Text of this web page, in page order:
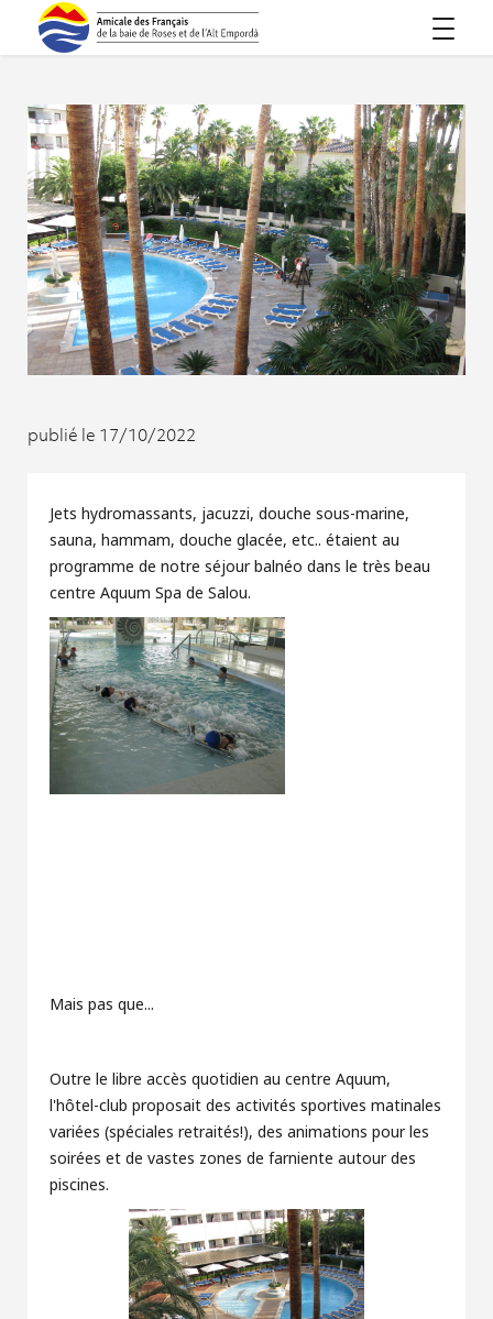
publié le 17/10/2022
Jets hydromassants, jacuzzi, douche sous-marine,
sauna, hammam, douche glacée, etc.. étaient au
programme de notre séjour balnéo dans le très beau
centre Aquum Spa de Salou.
Mais pas que...
Outre le libre accès quotidien au centre Aquum,
l'hôtel-club proposait des activités sportives matinales
variées (spéciales retraités!), des animations pour les
soirées et de vastes zones de farniente autour des
piscines.